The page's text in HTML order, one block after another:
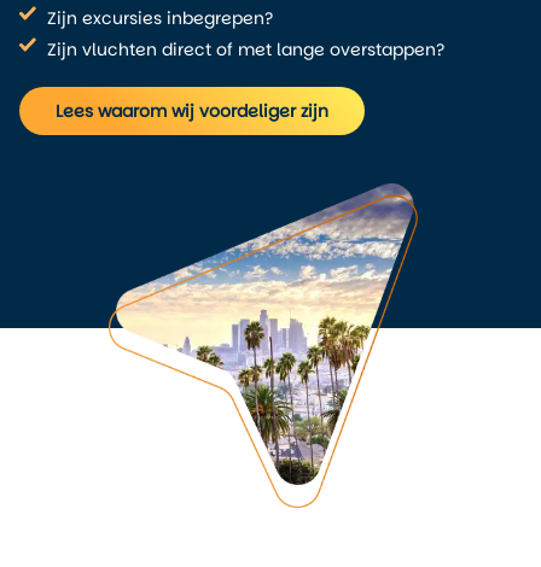
Zijn excursies inbegrepen?
Zijn vluchten direct of met lange overstappen?
Lees waarom wij voordeliger zijn